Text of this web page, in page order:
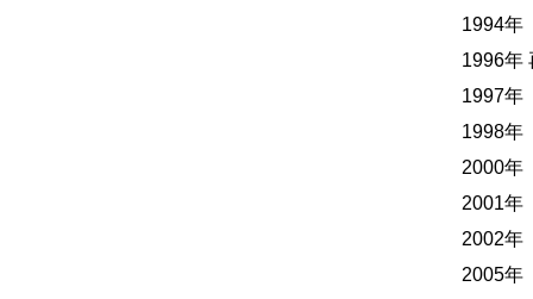
1994年
1996年
1997年
1998年
2000年
2001年
2002年
2005年